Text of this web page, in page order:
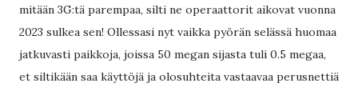
mitään 3G:tä parempaa, silti ne operaattorit aikovat vuonna
2023 sulkea sen! Ollessasi nyt vaikka pyörän selässä huomaa
jatkuvasti paikkoja, joissa 50 megan sijasta tuli 0.5 megaa,
et siltikään saa käyttöjä ja olosuhteita vastaavaa perusnettiä